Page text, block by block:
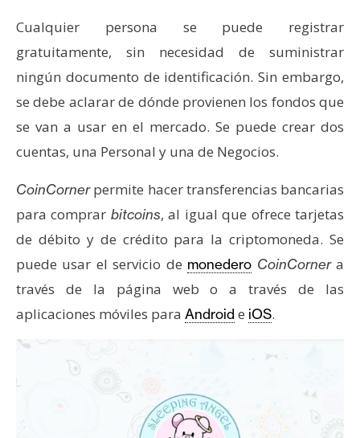
r
e
s
a
T
e
a
s
R
e
Cualquier persona se puede registrar
gratuitamente, sin necesidad de suministrar
ningún documento de identificación. Sin embargo,
se debe aclarar de dónde provienen los fondos que
se van a usar en el mercado. Se puede crear dos
cuentas, una Personal y una de Negocios.
CoinCornerpermite hacer transferencias bancarias
para comprar bitcoins, al igual que ofrece tarjetas
de débito y de crédito para la criptomoneda. Se
puede usar el servicio de monedero CoinCornera
través de la página web o a través de las
aplicaciones móviles para Android e iOS.